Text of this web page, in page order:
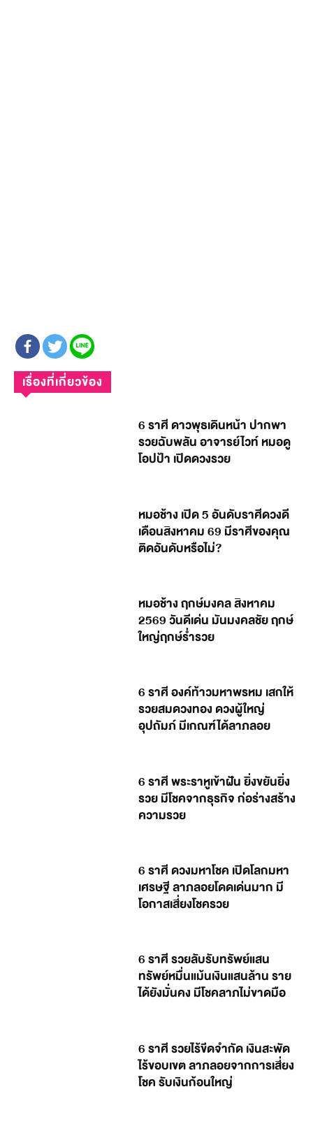
เรื่องที่เกี่ยวข้อง
6 ราศี ดาวพุธเดินหน้า ปากพา
รวยฉับพลัน อาจารย์ไวท์ หมอดู
โอปป้า เปิดดวงรวย
หมอช้าง เปิด 5 อันดับราศีดวงดี
เดือนสิงหาคม 69 มีราศีของคุณ
ติดอันดับหรือไม่?
หมอช้าง ฤกษ์มงคล สิงหาคม
2569 วันดีเด่น มันมงคลชัย ฤกษ์
ใหญ่ฤกษ์ร่ำรวย
6 ราศี องค์ท้าวมหาพรหม เสกให้
รวยสมดวงทอง ดวงผู้ใหญ่
อุปถัมภ์ มีเกณฑ์ได้ลาภลอย
6 ราศี พระราหูเข้าฝัน ยิ่งขยันยิ่ง
รวย มีโชคจากธุรกิจ ก่อร่างสร้าง
ความรวย
6 ราศี ดวงมหาโชค เปิดโลกมหา
เศรษฐี ลาภลอยโดดเด่นมาก มี
โอกาสเสี่ยงโชครวย
6 ราศี รวยลับรับทรัพย์แสน
ทรัพย์หมื่นแม้นเงินแสนล้าน ราย
ได้ยังมั่นคง มีโชคลาภไม่ขาดมือ
6 ราศี รวยไร้ขีดจำกัด เงินสะพัด
ไร้ขอบเขต ลาภลอยจากการเสี่ยง
โชค รับเงินก้อนใหญ่